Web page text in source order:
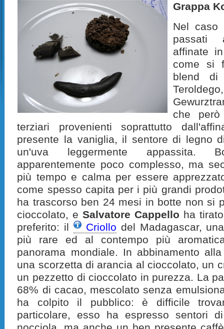
Grappa
Nel caso
passati
affinate
come si
blend di
che
terziari provenienti soprattutto
presente la vaniglia, il sentore di legno
un'uva leggermente appassita.
apparentemente poco complesso, ma
più tempo e calma per essere
come spesso capita per i più grandi
ha trascorso ben 24 mesi in botte non si
cioccolato, eSalvatore Cappello ha
preferito: il
Criollo del Madagascar,
più rare ed al contempo più
panorama mondiale. In abbinamento
una scorzetta di arancia al cioccolato, un
un pezzetto di cioccolato in purezza. La
68% di cacao, mescolato senza
ha colpito il pubblico: è difficile
particolare, esso ha espresso sentori